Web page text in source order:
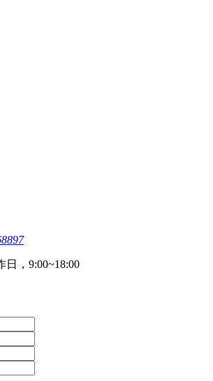
日，9:00~18:00